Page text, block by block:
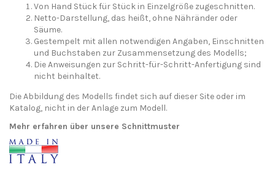
Von Hand Stück für Stück in Einzelgröße zugeschnitten.
Netto-Darstellung, das heißt, ohne Nähränder oder
Säume.
Gestempelt mit allen notwendigen Angaben, Einschnitten
und Buchstaben zur Zusammensetzung des Modells;
Die Anweisungen zur Schritt-für-Schritt-Anfertigung sind
nicht beinhaltet.
Die Abbildung des Modells findet sich auf dieser Site oder im
Katalog, nicht in der Anlage zum Modell.
Mehr erfahren über unsere Schnittmuster